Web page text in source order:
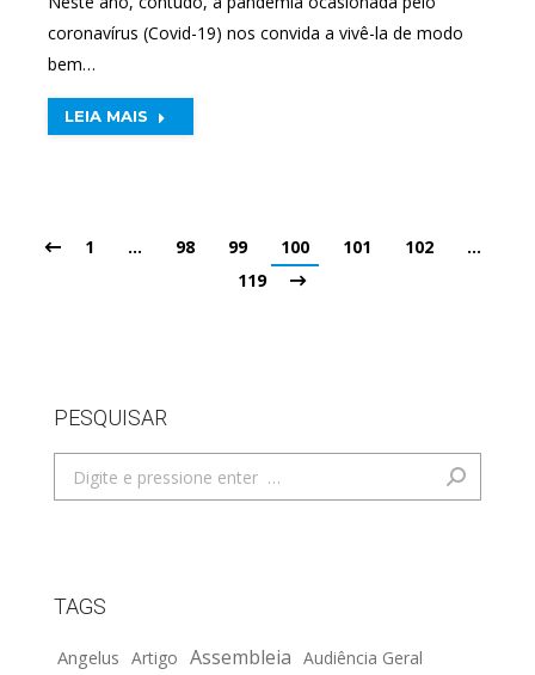
coronavírus (Covid-19) nos convida a vivê-la de modo
bem…
LEIA MAIS
1 … 98 99 100 101 102
…
119
PESQUISAR
Search:
TAGS
Angelus Artigo Assembleia Audiência Geral